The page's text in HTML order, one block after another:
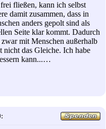
fließen, kann ich selbst
damit zusammen, dass in
anders gepolt sind als
Seite klar kommt. Dadurch
mit Menschen außerhalb
nicht das Gleiche. Ich habe
kann...…